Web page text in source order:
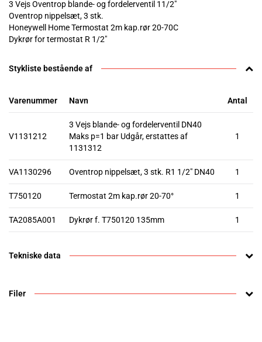
3 Vejs Oventrop blande- og fordelerventil 11/2"
Oventrop nippelsæt, 3 stk.
Honeywell Home Termostat 2m kap.rør 20-70C
Dykrør for termostat R 1/2"
Stykliste bestående af
Varenummer Navn Antal
V1131212
3 Vejs blande- og fordelerventil DN40
Maks p=1 bar Udgår, erstattes af
1131312
1
VA1130296 Oventrop nippelsæt, 3 stk. R1 1/2" DN40 1
T750120 Termostat 2m kap.rør 20-70° 1
TA2085A001 Dykrør f. T750120 135mm 1
Tekniske data
Filer